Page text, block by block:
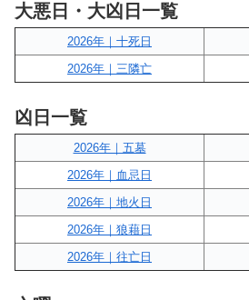
大悪日・大凶日一覧
2026年｜十死日
2026年｜三隣亡
凶日一覧
2026年｜五墓
2026年｜血忌日
2026年｜地火日
2026年｜狼藉日
2026年｜往亡日